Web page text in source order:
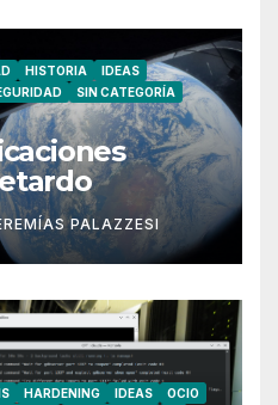
HISTORIA
IDEAS
SIN CATEGORÍA
PALAZZESI
HARDENING IDEAS
OCIO